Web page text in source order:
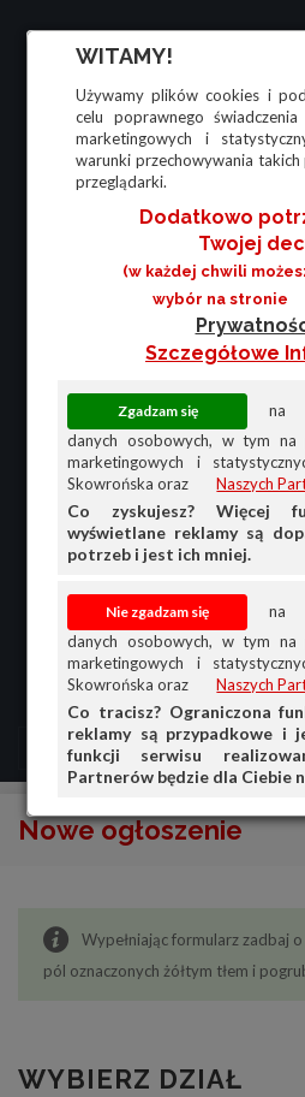
WITAMY!
Używamy plików cookies i
celu poprawnego
marketingowych i
warunki przechowywania
przeglądarki.
Dodatkowo
Twojej
(w każdej chwili
wybór na stronie
Szczegółowe
na
danych osobowych, w tym na
marketingowych i
Skowrońska oraz
Naszych
Co zyskujesz? Więcej
wyświetlane reklamy są
potrzeb i jest ich mniej.
na
danych osobowych, w tym na
marketingowych i
Skowrońska oraz
Naszych
Co tracisz? Ograniczona
reklamy są przypadkowe i
funkcji serwisu
Partnerów będzie dla Ciebie
MENU
KOSZYK
Nowe ogłoszenie
Wypełniając formularz zadbaj
pól oznaczonych żółtym tłem i
WYBIERZ DZIAŁ